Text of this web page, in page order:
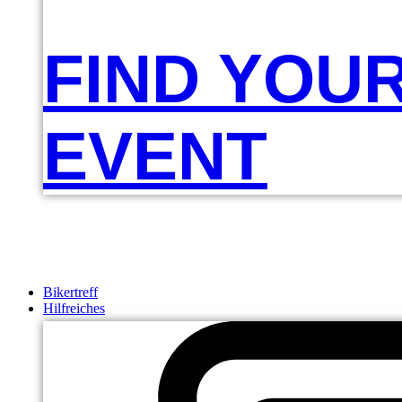
FIND
EVENT
Bikertreff
Hilfreiches